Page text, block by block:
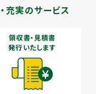
充実のサービス
領収書・見積書
発行いたします